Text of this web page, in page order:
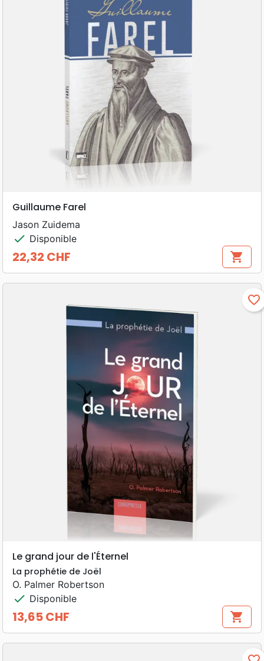
Guillaume Farel
Jason Zuidema
check Disponible
Prix
22,32 CHF shopping_cart
favorite_border
Le grand jour de l'Éternel
La prophétie de Joël
O. Palmer Robertson
check Disponible
Prix
13,65 CHF shopping_cart